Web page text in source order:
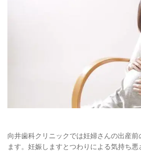
向井歯科クリニックでは妊婦さんの出産
ます。妊娠しますとつわりによる気持ち